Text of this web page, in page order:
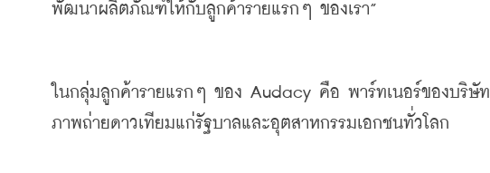
พัฒนาผลิตภัณฑ์ให้กับลูกค้ารายแรกๆ ของเรา”
ในกลุ่มลูกค้ารายแรกๆ ของ Audacy คือ พาร์ทเนอร์ของบริษัท
ภาพถ่ายดาวเทียมแก่รัฐบาลและอุตสาหกรรมเอกชนทั่วโลก